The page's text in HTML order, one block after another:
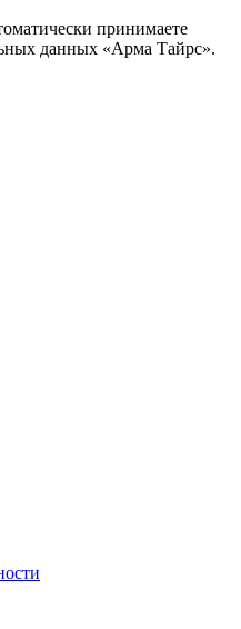
принимаете
данных «Арма Тайрс».